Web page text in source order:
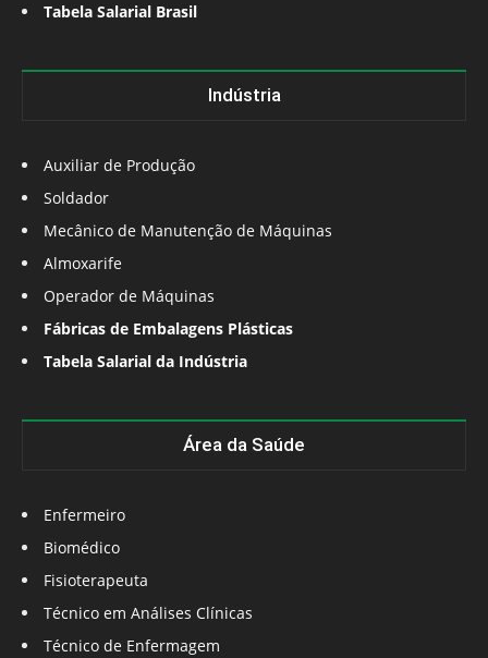
Tabela Salarial Brasil
Indústria
Auxiliar de Produção
Soldador
Mecânico de Manutenção de Máquinas
Almoxarife
Operador de Máquinas
Fábricas de Embalagens Plásticas
Tabela Salarial da Indústria
Área da Saúde
Enfermeiro
Biomédico
Fisioterapeuta
Técnico em Análises Clínicas
Técnico de Enfermagem